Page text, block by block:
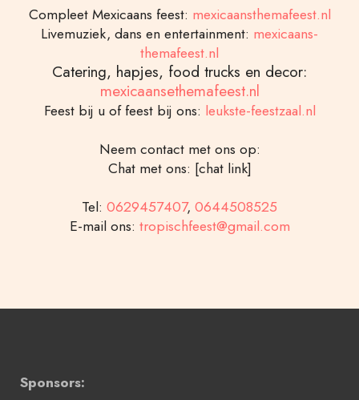
Compleet Mexicaans feest: mexicaansthemafeest.nl
Livemuziek, dans en entertainment: mexicaans-
themafeest.nl
Catering, hapjes, food trucks en decor:
mexicaansethemafeest.nl
Feest bij u of feest bij ons: leukste-feestzaal.nl
Neem contact met ons op:
Chat met ons: [chat link]
Tel: 0629457407, 0644508525
E-mail ons: tropischfeest@gmail.com
Sponsors: